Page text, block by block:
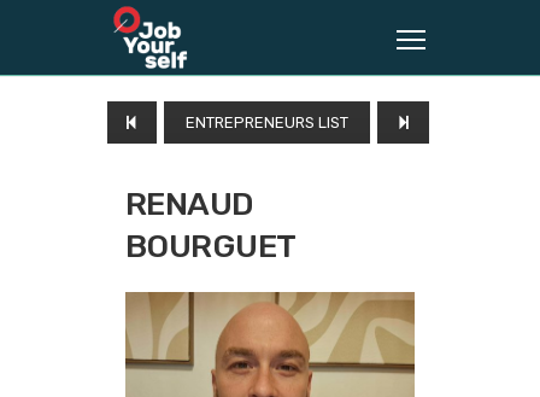
ENTREPRENEURS LIST
RENAUD
BOURGUET